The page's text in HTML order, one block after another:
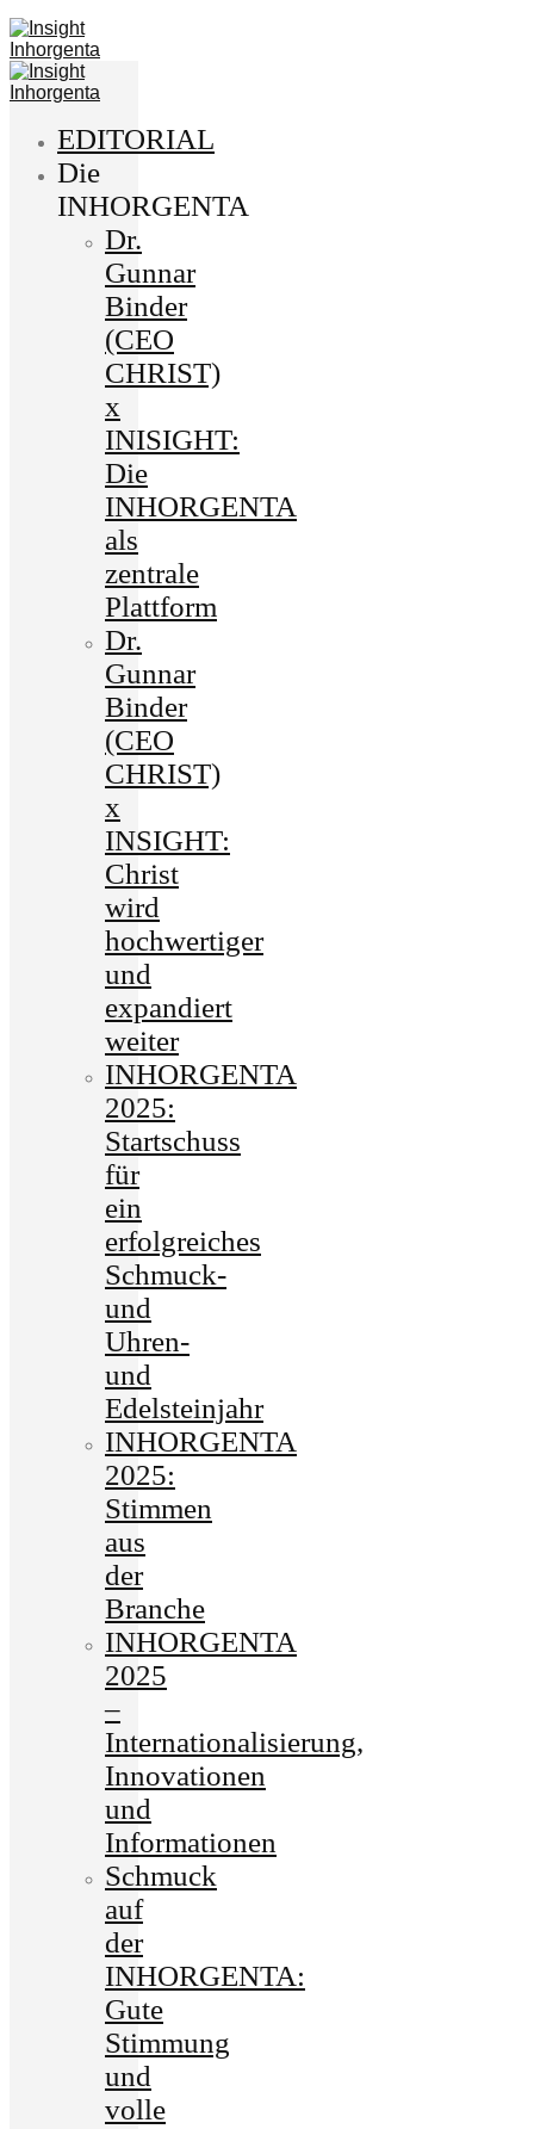
EDITORIAL
Die
INHORGENTA
Dr.
Gunnar
Binder
(CEO
CHRIST)
x
INISIGHT:
Die
INHORGENTA
als
zentrale
Plattform
Dr.
Gunnar
Binder
(CEO
CHRIST)
x
INSIGHT:
Christ
wird
hochwertiger
und
expandiert
weiter
INHORGENTA
2025:
Startschuss
für
ein
erfolgreiches
Schmuck-
und
Uhren-
und
Edelsteinjahr
INHORGENTA
2025:
Stimmen
aus
der
Branche
INHORGENTA
2025
–
Internationalisierung,
Innovationen
und
Informationen
Schmuck
auf
der
INHORGENTA:
Gute
Stimmung
und
volle